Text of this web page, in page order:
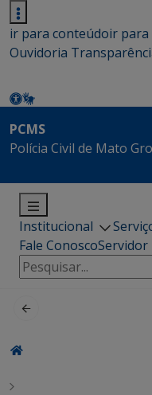
ir para conteúdoir para
Ouvidoria
PCMS
Polícia Civil de Mato
Institucional
Fale ConoscoServidor
Pesquisar
por: